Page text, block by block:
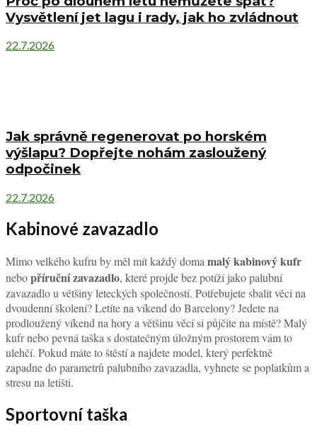
Vysvětlení jet lagu i rady, jak ho zvládnout
22.7.2026
Jak správně regenerovat po horském
výšlapu? Dopřejte nohám zasloužený
odpočinek
22.7.2026
Kabinové zavazadlo
Mimo velkého kufru by měl mít každý doma malý kabinový kufr
nebopříruční zavazadlo, které projde bez potíží jako palubní
zavazadlo u většiny leteckých společností. Potřebujete sbalit věci na
dvoudenní školení? Letíte na víkend do Barcelony? Jedete na
prodloužený víkend na hory a většinu věcí si půjčíte na místě? Malý
kufr nebo pevná taška s dostatečným úložným prostorem vám to
ulehčí. Pokud máte to štěstí a najdete model, který perfektně
zapadne do parametrů palubního zavazadla, vyhnete se poplatkům a
stresu na letišti.
Sportovní taška